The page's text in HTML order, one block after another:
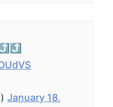
⤴️⤴️
January 18,